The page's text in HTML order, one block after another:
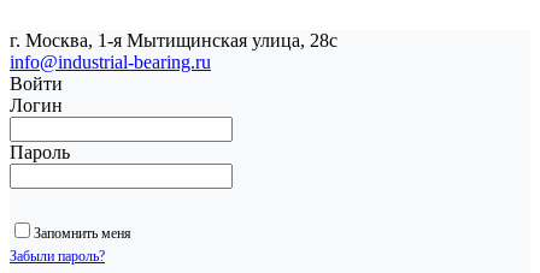
г. Москва, 1-я Мытищинская улица, 28с
info@industrial-bearing.ru
Войти
Логин
Пароль
Запомнить меня
Забыли пароль?